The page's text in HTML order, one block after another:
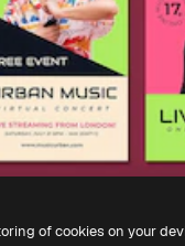
of cookies on your